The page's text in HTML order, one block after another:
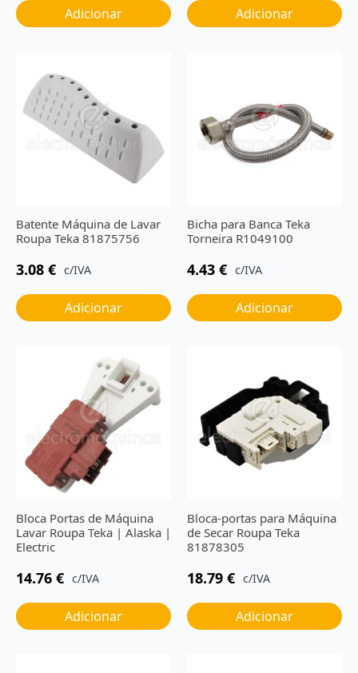
Adicionar Adicionar
Batente Máquina de Lavar
Roupa Teka 81875756
3.08 € c/IVA
Adicionar
Bicha para Banca Teka
Torneira R1049100
4.43 € c/IVA
Adicionar
Bloca Portas de Máquina
Lavar Roupa Teka | Alaska |
Electric
14.76 € c/IVA
Adicionar
Bloca-portas para Máquina
de Secar Roupa Teka
81878305
18.79 € c/IVA
Adicionar